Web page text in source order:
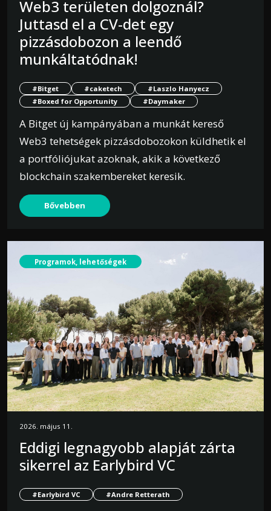
Web3 területen dolgoznál?
Juttasd el a CV-det egy
pizzásdobozon a leendő
munkáltatódnak!
#Bitget #caketech
#Laszlo Hanyecz
#Boxed for Opportunity
#Daymaker
A Bitget új kampányában a munkát kereső
Web3 tehetségek pizzásdobozokon küldhetik el
a portfóliójukat azoknak, akik a következő
blockchain szakembereket keresik.
Bővebben
Programok, lehetőségek
2026. május 11.
Eddigi legnagyobb alapját zárta
sikerrel az Earlybird VC
#Earlybird VC #Andre Retterath